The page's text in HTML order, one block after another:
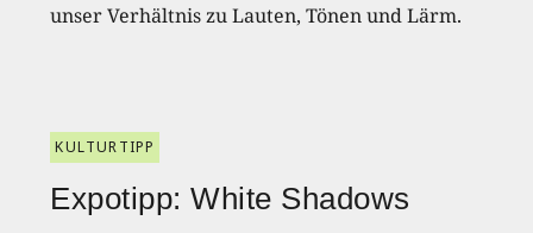
unser Verhältnis zu Lauten, Tönen und Lärm.
KULTURTIPP
Expotipp: White Shadows